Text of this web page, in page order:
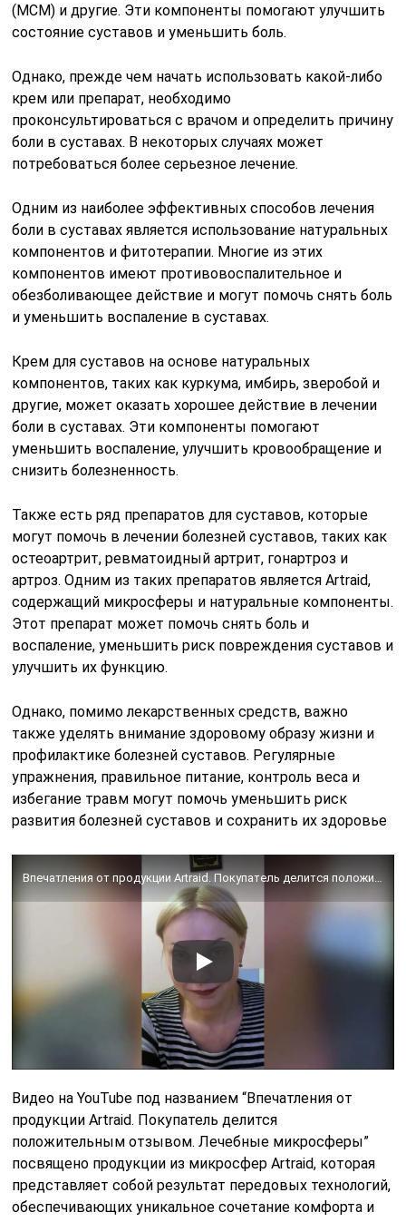
(МСМ) и другие. Эти компоненты помогают улучшить
состояние суставов и уменьшить боль.
Однако, прежде чем начать использовать какой-либо
крем или препарат, необходимо
проконсультироваться с врачом и определить причину
боли в суставах. В некоторых случаях может
потребоваться более серьезное лечение.
Одним из наиболее эффективных способов лечения
боли в суставах является использование натуральных
компонентов и фитотерапии. Многие из этих
компонентов имеют противовоспалительное и
обезболивающее действие и могут помочь снять боль
и уменьшить воспаление в суставах.
Крем для суставов на основе натуральных
компонентов, таких как куркума, имбирь, зверобой и
другие, может оказать хорошее действие в лечении
боли в суставах. Эти компоненты помогают
уменьшить воспаление, улучшить кровообращение и
снизить болезненность.
Также есть ряд препаратов для суставов, которые
могут помочь в лечении болезней суставов, таких как
остеоартрит, ревматоидный артрит, гонартроз и
артроз. Одним из таких препаратов является Artraid,
содержащий микросферы и натуральные компоненты.
Этот препарат может помочь снять боль и
воспаление, уменьшить риск повреждения суставов и
улучшить их функцию.
Однако, помимо лекарственных средств, важно
также уделять внимание здоровому образу жизни и
профилактике болезней суставов. Регулярные
упражнения, правильное питание, контроль веса и
избегание травм могут помочь уменьшить риск
развития болезней суставов и сохранить их здоровье
Впечатления от продукции Artraid. Покупатель делится положительным отзывом. Лечебные микросферы🔵
Видео на YouTube под названием “Впечатления от
продукции Artraid. Покупатель делится
положительным отзывом. Лечебные микросферы”
посвящено продукции из микросфер Artraid, которая
представляет собой результат передовых технологий,
обеспечивающих уникальное сочетание комфорта и